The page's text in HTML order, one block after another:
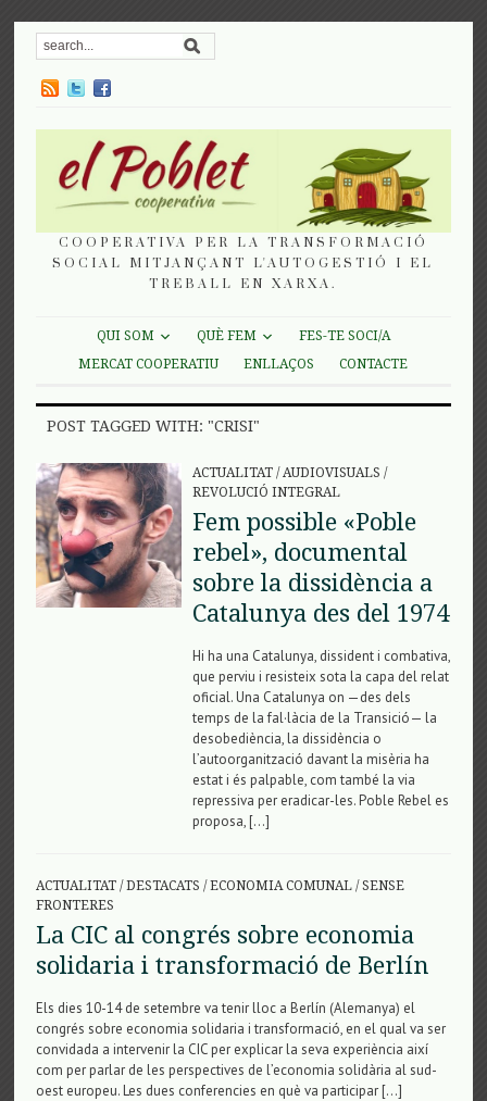
COOPERATIVA PER LA TRANSFORMACIÓ
SOCIAL MITJANÇANT L'AUTOGESTIÓ I EL
TREBALL EN XARXA.
QUI SOM QUÈ FEM
FES-TE SOCI/A
MERCAT COOPERATIU
ENLLAÇOS CONTACTE
POST TAGGED WITH: "CRISI"
ACTUALITAT/AUDIOVISUALS /
REVOLUCIÓ INTEGRAL
Fem possible «Poble
rebel», documental
sobre la dissidència a
Catalunya des del 1974
Hi ha una Catalunya, dissident i combativa,
que perviu i resisteix sota la capa del relat
oficial. Una Catalunya on —des dels
temps de la fal·làcia de la Transició— la
desobediència, la dissidència o
l’autoorganització davant la misèria ha
estat i és palpable, com també la via
repressiva per eradicar-les. Poble Rebel es
proposa, […]
ACTUALITAT /DESTACATS /ECONOMIA COMUNAL /SENSE
FRONTERES
La CIC al congrés sobre economia
solidaria i transformació de Berlín
Els dies 10-14 de setembre va tenir lloc a Berlín (Alemanya) el
congrés sobre economia solidaria i transformació, en el qual va ser
convidada a intervenir la CIC per explicar la seva experiència així
com per parlar de les perspectives de l’economia solidària al sud-
oest europeu. Les dues conferencies en què va participar […]